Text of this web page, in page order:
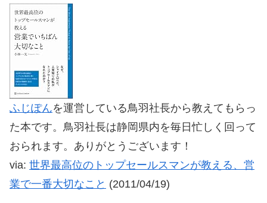
ふじぽんを運営している鳥羽社長から教えてもらっ
た本です。鳥羽社長は静岡県内を毎日忙しく回って
おられます。ありがとうございます！
via: 世界最高位のトップセールスマンが教える、営
業で一番大切なこと (2011/04/19)